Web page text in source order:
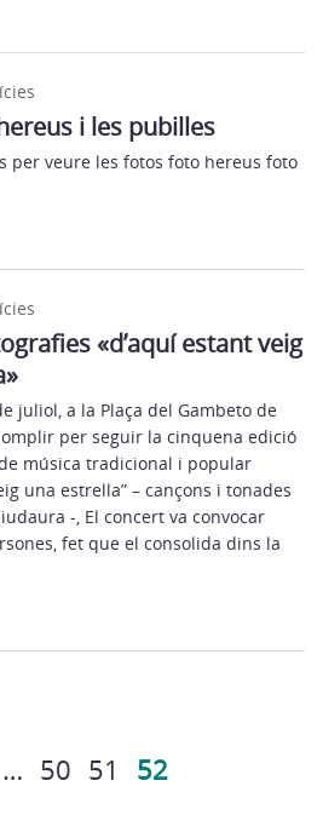
i les pubilles
per veure les fotos foto hereus foto
«d’aquí estant veig
juliol, a la Plaça del Gambeto de
per seguir la cinquena edició
música tradicional i popular
una estrella” – cançons i tonades
-, El concert va convocar
fet que el consolida dins la
… 50 51 52